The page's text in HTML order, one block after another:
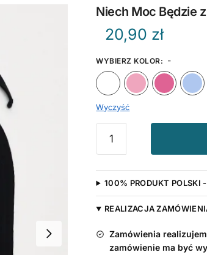
Niech Moc Będzie
20,90 zł
WYBIERZ KOLOR: -
Biały
Wyczyść
Niech
Moc
Będzie
z
Wami
śliniak
niemowlęcy
100% PRODUKT POLSKI
REALIZACJA
Zamówienia
zamówienie ma być